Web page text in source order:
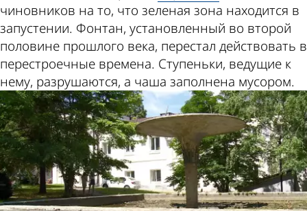
чиновников на то, что зеленая зона находится в
запустении. Фонтан, установленный во второй
половине прошлого века, перестал действовать в
перестроечные времена. Ступеньки, ведущие к
нему, разрушаются, а чаша заполнена мусором.